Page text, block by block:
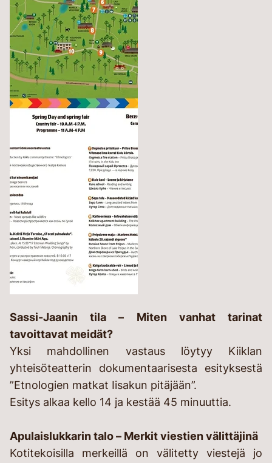
Sassi-Jaanin tila – Miten vanhat tarinat
tavoittavat meidät?
Yksi mahdollinen vastaus löytyy Kiiklan
yhteisöteatterin dokumentaarisesta esityksestä
”Etnologien matkat Iisakun pitäjään”.
Esitys alkaa kello 14 ja kestää 45 minuuttia.
Apulaislukkarin talo – Merkit viestien välittäjinä
Kotitekoisilla merkeillä on välitetty viestejä jo